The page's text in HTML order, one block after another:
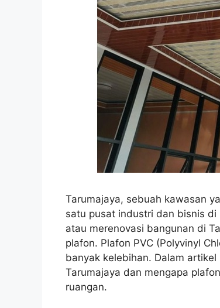
Tarumajaya, sebuah kawasan
satu pusat industri dan bisnis
atau merenovasi bangunan di
plafon. Plafon PVC (Polyvinyl
banyak kelebihan. Dalam
Tarumajaya dan mengapa
ruangan.